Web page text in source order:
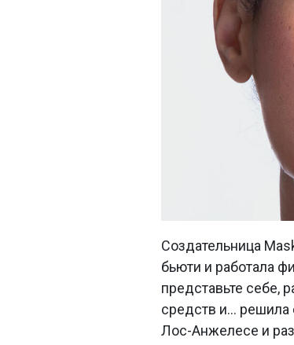
Создательница
бьюти и работала
представьте себе,
средств и… решила
Лос-Анжелесе и